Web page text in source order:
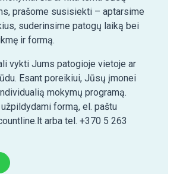
prašome susisiekti – aptarsime
suderinsime patogų laiką bei
ir formą.
vykti Jums patogioje vietoje ar
Esant poreikiui, Jūsų įmonei
mokymų programą.
formą, el. paštu
arba tel. +370 5 263